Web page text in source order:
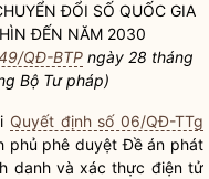
ĐỔI SỐ QUỐC GIA
ĐẾN NĂM 2030
QĐ-BTP ngày 28 tháng
Bộ Tư pháp)
Quyết định số 06/QĐ-TTg
phủ phê duyệt Đề án phát
danh và xác thực điện tử